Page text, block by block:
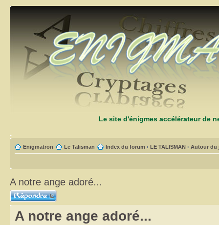
Le site d'énigmes accélérateur de
Enigmatron Le Talisman Index du forum ‹ LE TALISMAN ‹ Autour du
A notre ange adoré...
Répondre
A notre ange adoré...